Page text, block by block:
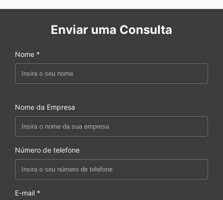
Enviar uma Consulta
Nome *
Nome da Empresa
Número de telefone
E-mail *